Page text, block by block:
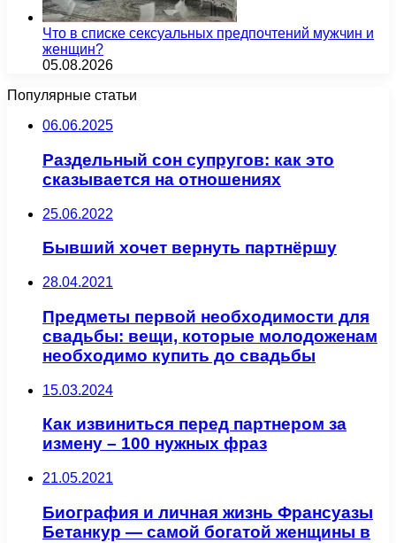
Что в списке сексуальных предпочтений мужчин и
женщин?
05.08.2026
Популярные статьи
06.06.2025
Раздельный сон супругов: как это
сказывается на отношениях
25.06.2022
Бывший хочет вернуть партнёршу
28.04.2021
Предметы первой необходимости для
свадьбы: вещи, которые молодоженам
необходимо купить до свадьбы
15.03.2024
Как извиниться перед партнером за
измену – 100 нужных фраз
21.05.2021
Биография и личная жизнь Франсуазы
Бетанкур — самой богатой женщины в